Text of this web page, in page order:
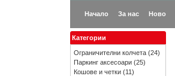
Начало За нас Ново
Категории
Ограничителни колчета (24)
Паркинг аксесоари (25)
Кошове и четки (11)